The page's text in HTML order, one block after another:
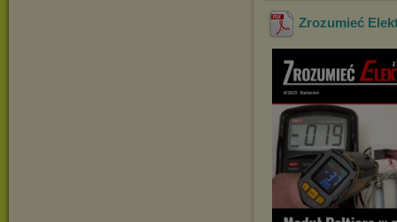
Zrozumieć